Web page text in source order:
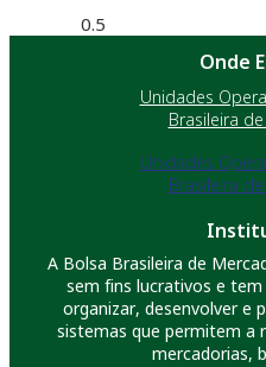
Onde
Unidades
Brasileira
Unidades
Brasileira
A Bolsa Brasileira de
sem fins lucrativos e
organizar, desenvolver e
sistemas que permitem a
mercadorias,